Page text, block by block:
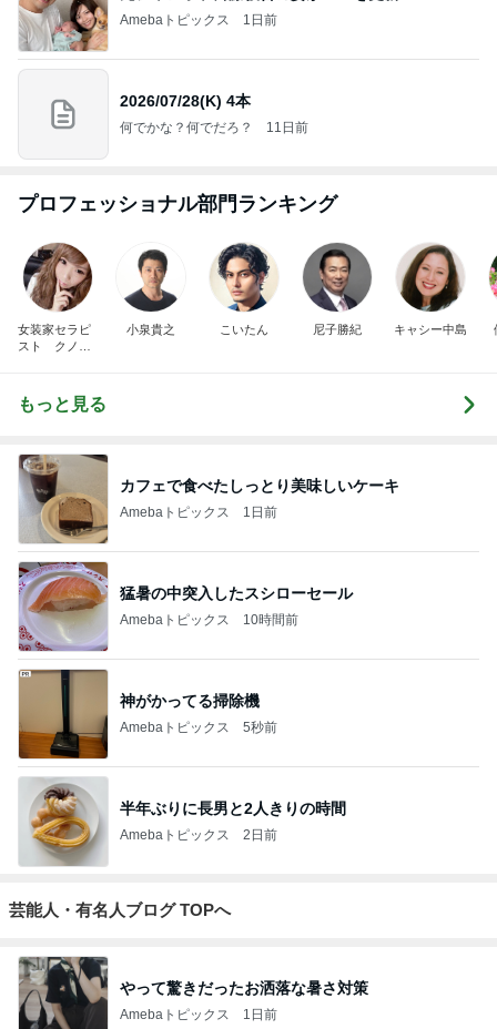
Amebaトピックス 1日前
2026/07/28(K) 4本
何でかな？何でだろ？ 11日前
プロフェッショナル部門ランキング
女装家セラピ
スト クノタ
小泉貴之 こいたん 尼子勝紀 キャシー中島
もっと見る
カフェで食べたしっとり美味しいケーキ
Amebaトピックス 1日前
猛暑の中突入したスシローセール
Amebaトピックス 10時間前
神がかってる掃除機
Amebaトピックス 5秒前
半年ぶりに長男と2人きりの時間
Amebaトピックス 2日前
芸能人・有名人ブログ TOPへ
やって驚きだったお洒落な暑さ対策
Amebaトピックス 1日前